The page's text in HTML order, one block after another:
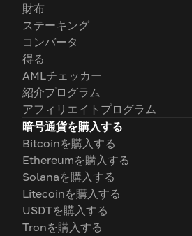
財布
ステーキング
コンバータ
得る
AMLチェッカー
紹介プログラム
アフィリエイトプログラム
暗号通貨を購入する
Bitcoinを購入する
Ethereumを購入する
Solanaを購入する
Litecoinを購入する
USDTを購入する
Tronを購入する